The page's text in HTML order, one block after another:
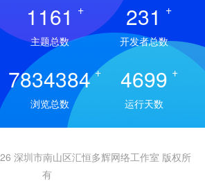
1161 +
主题总数
231 +
开发者总数
7834384 +
浏览总数
4699 +
运行天数
深圳市南山区汇恒多辉网络工作室 版权所
有